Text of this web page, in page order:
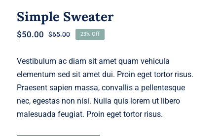
Simple Sweater
$65.00Original
was:
$50.00
Current
is:
23% Off
Vestibulum ac diam sit amet quam vehicula
elementum sed sit amet dui. Proin eget tortor risus.
Praesent sapien massa, convallis a pellentesque
nec, egestas non nisi. Nulla quis lorem ut libero
malesuada feugiat. Proin eget tortor risus.